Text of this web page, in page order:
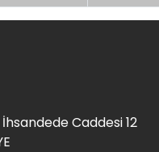
Caddesi 12